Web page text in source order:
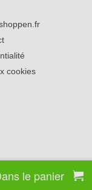
le panier
cookies
2026